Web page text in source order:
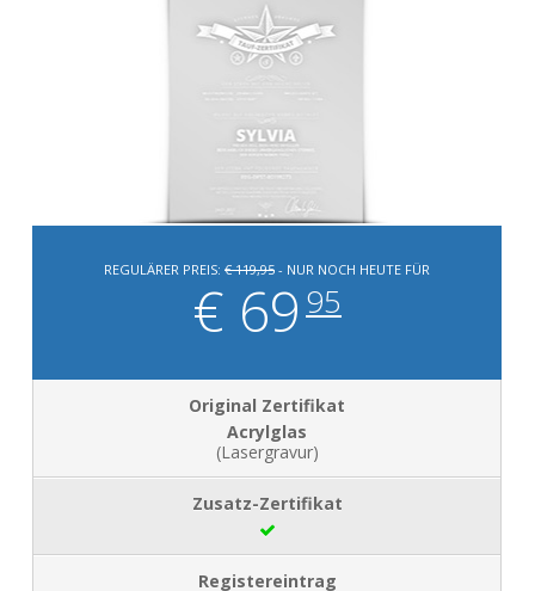
REGULÄRER PREIS: € 119,95 - NUR NOCH HEUTE FÜR
€ 69 95
Acrylglas
(Lasergravur)